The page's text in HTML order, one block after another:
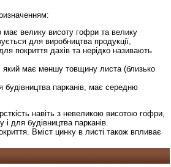
велику висоту гофри та велику
для виробництва продукції,
покриття дахів та нерідко називають
який має меншу товщину листа (близько
парканів, має середню
навіть з невеликою висотою гофри,
для будівництва парканів.
Вміст цинку в листі також впливає